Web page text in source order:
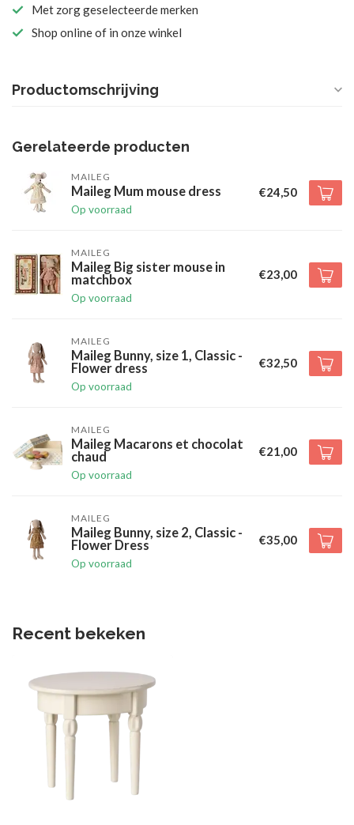
Met zorg geselecteerde merken
Shop online of in onze winkel
Productomschrijving
Gerelateerde producten
MAILEG
Maileg Mum mouse dress
Op voorraad
€24,50
MAILEG
Maileg Big sister mouse in
matchbox
Op voorraad
€23,00
MAILEG
Maileg Bunny, size 1, Classic -
Flower dress
Op voorraad
€32,50
MAILEG
Maileg Macarons et chocolat
chaud
Op voorraad
€21,00
MAILEG
Maileg Bunny, size 2, Classic -
Flower Dress
Op voorraad
€35,00
Recent bekeken